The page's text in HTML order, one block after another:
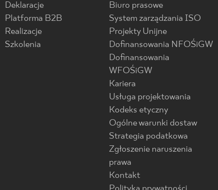
Deklaracje
Platforma B2B
Realizacje
Szkolenia
Biuro prasowe
System zarządzania ISO
Projekty Unijne
Dofinansowania NFOŚiGW
Dofinansowania
WFOŚiGW
Kariera
Usługa projektowania
Kodeks etyczny
Ogólne warunki dostaw
Strategia podatkowa
Zgłoszenie naruszenia
prawa
Kontakt